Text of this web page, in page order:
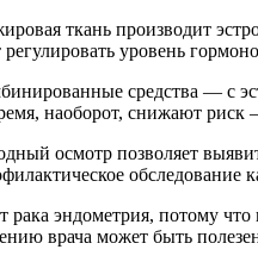
ткань производит
уровень
средства — с
наоборот, снижают
осмотр позволяет
обследование
эндометрия, потому
врача может быть